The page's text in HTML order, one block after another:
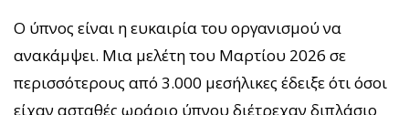
Ο ύπνος είναι η ευκαιρία του οργανισμού να
ανακάμψει. Μια μελέτη του Μαρτίου 2026 σε
περισσότερους από 3.000 μεσήλικες έδειξε ότι όσοι
είχαν ασταθές ωράριο ύπνου διέτρεχαν διπλάσιο